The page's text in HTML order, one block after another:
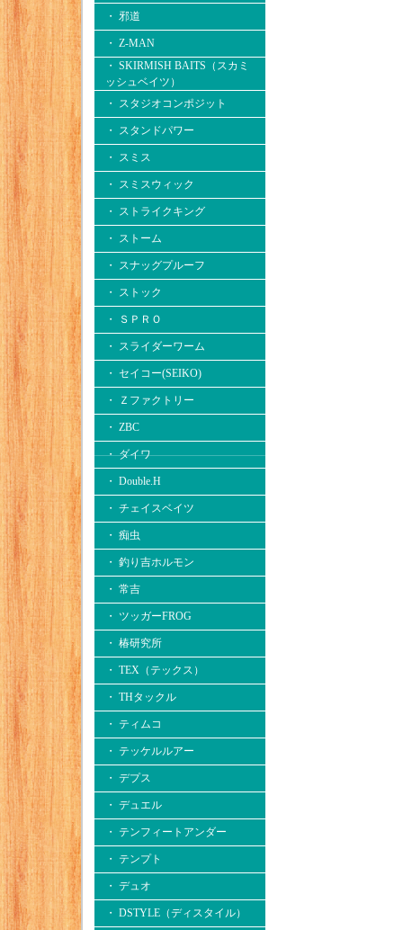
・ 邪道
・ Z-MAN
・ SKIRMISH BAITS（スカミ
ッシュベイツ）
・ スタジオコンポジット
・ スタンドパワー
・ スミス
・ スミスウィック
・ ストライクキング
・ ストーム
・ スナッグプルーフ
・ ストック
・ ＳＰＲＯ
・ スライダーワーム
・ セイコー(SEIKO)
・ Ｚファクトリー
・ ZBC
・ ダイワ
・ Double.H
・ チェイスベイツ
・ 痴虫
・ 釣り吉ホルモン
・ 常吉
・ ツッガーFROG
・ 椿研究所
・ TEX（テックス）
・ THタックル
・ ティムコ
・ テッケルルアー
・ デプス
・ デュエル
・ テンフィートアンダー
・ テンプト
・ デュオ
・ DSTYLE（ディスタイル）